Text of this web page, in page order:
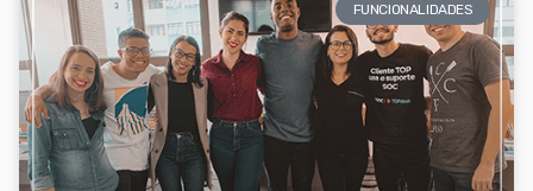
FUNCIONALIDADES